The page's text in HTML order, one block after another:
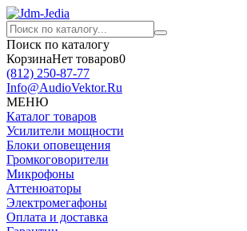
Поиск по каталогу
КорзинаНет товаров0
(812) 250-87-77
Info@AudioVektor.Ru
МЕНЮ
Каталог товаров
Усилители мощности
Блоки оповещения
Громкоговорители
Микрофоны
Аттенюаторы
Электромегафоны
Оплата и доставка